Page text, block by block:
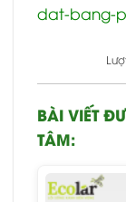
dat-bang-
BÀI VIẾT
TÂM: